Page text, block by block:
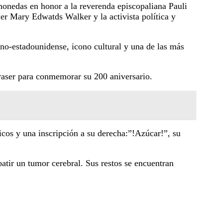
en honor a la reverenda episcopaliana Pauli
Mary Edwatds Walker y la activista política y
estadounidense, icono cultural y una de las más
para conmemorar su 200 aniversario.
y una inscripción a su derecha:”!Azúcar!”, su
un tumor cerebral. Sus restos se encuentran